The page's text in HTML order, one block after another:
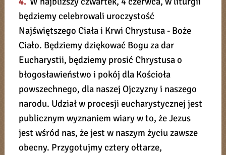
będziemy celebrowali uroczystość
Najświętszego Ciała i Krwi Chrystusa - Boże
Ciało. Będziemy dziękować Bogu za dar
Eucharystii, będziemy prosić Chrystusa o
błogosławieństwo i pokój dla Kościoła
powszechnego, dla naszej Ojczyzny i naszego
narodu. Udział w procesji eucharystycznej jest
publicznym wyznaniem wiary w to, że Jezus
jest wśród nas, że jest w naszym życiu zawsze
obecny. Przygotujmy cztery ołtarze,